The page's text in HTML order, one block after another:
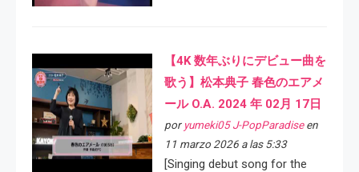
【4K 数年ぶりにデビュー曲を
歌う】松本典子 春色のエアメ
ール O.A. 2024 年 02月 17日
por yumeki05 J-PopParadiseen
11 marzo 2026 a las 5:33
[Singing debut song for the